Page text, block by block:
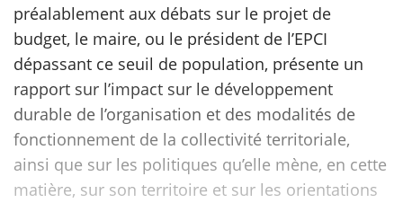
préalablement aux débats sur le projet de
budget, le maire, ou le président de l’EPCI
dépassant ce seuil de population, présente un
rapport sur l’impact sur le développement
durable de l’organisation et des modalités de
fonctionnement de la collectivité territoriale,
ainsi que sur les politiques qu’elle mène, en cette
matière, sur son territoire et sur les orientations